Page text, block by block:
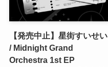
【発売中止】星街すいせい
/ Midnight Grand
Orchestra 1st EP